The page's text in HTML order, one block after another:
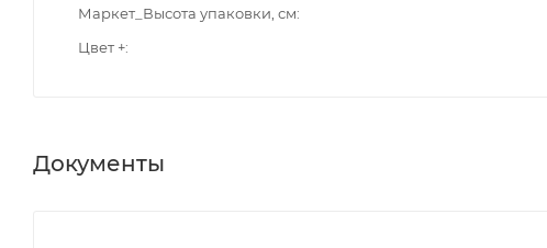
Маркет_Высота упаковки, см
Цвет +
Документы